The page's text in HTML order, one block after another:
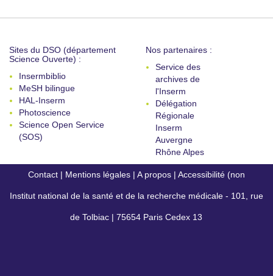
Sites du DSO (département
Science Ouverte) :
Insermbiblio
MeSH bilingue
HAL-Inserm
Photoscience
Science Open Service
(SOS)
Nos partenaires :
Service des
archives de
l'Inserm
Délégation
Régionale
Inserm
Auvergne
Rhône Alpes
Contact | Mentions légales | A propos | Accessibilité (non
conforme)
Institut national de la santé et de la recherche médicale - 101, rue
de Tolbiac | 75654 Paris Cedex 13